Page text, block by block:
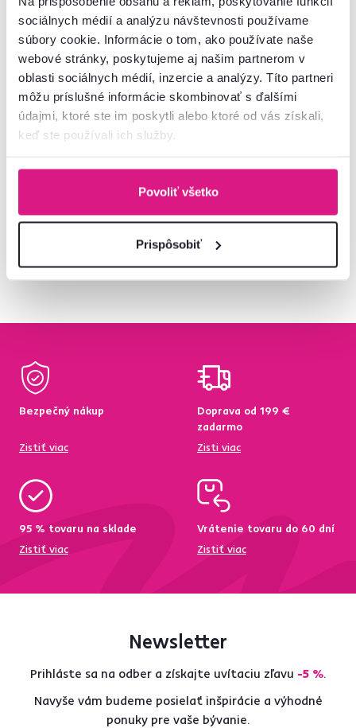
sociálnych médií a analýzu návštevnosti používame
súbory cookie. Informácie o tom, ako používate naše
webové stránky, poskytujeme aj našim partnerom v
oblasti sociálnych médií, inzercie a analýzy. Títo partneri
môžu príslušné informácie skombinovať s ďalšími
údajmi, ktoré ste im poskytli alebo ktoré od vás získali,
keď ste používali ich služby.
Povoliť všetko
Prispôsobiť
Podstavec pod monitor, bambus,
biela, ELARO TYP 3
32 €
17,90 € -44%
Pozreli ste7produktov z
Bezpečný nákup
Zistiť viac
Doprava od 199 €
zadarmo
Zisti viac
95 % tovaru na sklade
Zistiť viac
Vrátenie tovaru do 60 dní
Zistiť viac
Newsletter
Prihláste sa na odber a získajte uvítaciu zľavu -5 %.
Navyše vám budeme posielať inšpirácie a výhodné
ponuky pre vaše bývanie.